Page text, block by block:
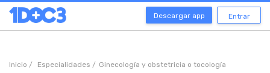
Descargar app Entrar
Inicio / Especialidades / Ginecología y obstetricia o tocología